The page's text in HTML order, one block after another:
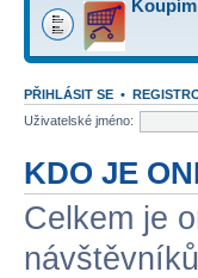
Koupím
PŘIHLÁSIT SE •
Uživatelské jméno:
KDO JE
Celkem je